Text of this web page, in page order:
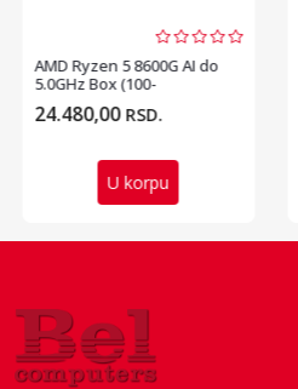
AMD Ryzen 5 8600G AI do
5.0GHz Box (100-
100001237BOX) procesor
24.480,00 RSD.
U korpu